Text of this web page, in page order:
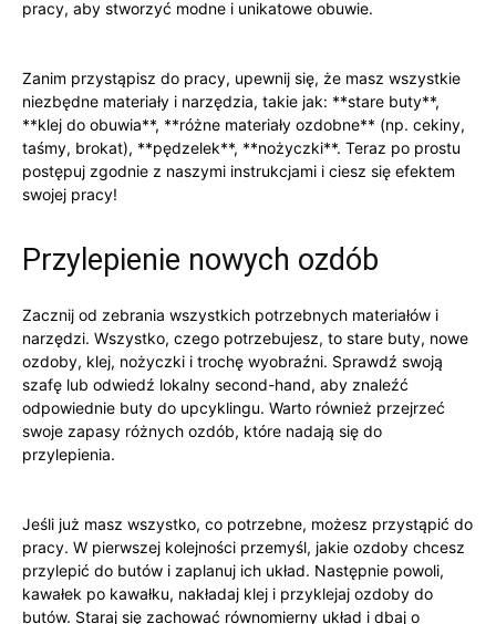
pracy, aby stworzyć⁣ modne‌ i unikatowe obuwie.
Zanim ‌przystąpisz ⁤do pracy, upewnij się, że masz ​wszystkie
niezbędne materiały i narzędzia, takie ⁢jak: ⁣**stare ​buty**,
**klej​ do obuwia**, **różne materiały ozdobne** (np. cekiny,
taśmy, brokat), **pędzelek**, **nożyczki**. Teraz po prostu‌
postępuj zgodnie ⁤z naszymi instrukcjami i ciesz się efektem⁣
swojej pracy!
Przylepienie ‍nowych ozdób
Zacznij od zebrania wszystkich potrzebnych materiałów i⁤
narzędzi. Wszystko, czego ⁤potrzebujesz, ‍to stare​ buty, nowe
ozdoby, klej, nożyczki ​i trochę wyobraźni.⁤ Sprawdź ⁢swoją
szafę lub ⁤odwiedź lokalny second-hand, aby znaleźć
odpowiednie buty do upcyklingu. Warto⁣ również przejrzeć
swoje‍ zapasy ‍różnych ozdób,​ które nadają się do
przylepienia.
Jeśli ⁤już masz wszystko, co potrzebne, możesz przystąpić ‍do
pracy. ⁢W pierwszej kolejności przemyśl, jakie ozdoby chcesz⁤
przylepić ⁢do butów i zaplanuj ⁣ich ⁤układ. Następnie powoli,⁢
kawałek po kawałku, nakładaj klej i przyklejaj ozdoby ‌do
butów. Staraj się zachować​ równomierny⁤ układ i ‍dbaj ‌o⁢